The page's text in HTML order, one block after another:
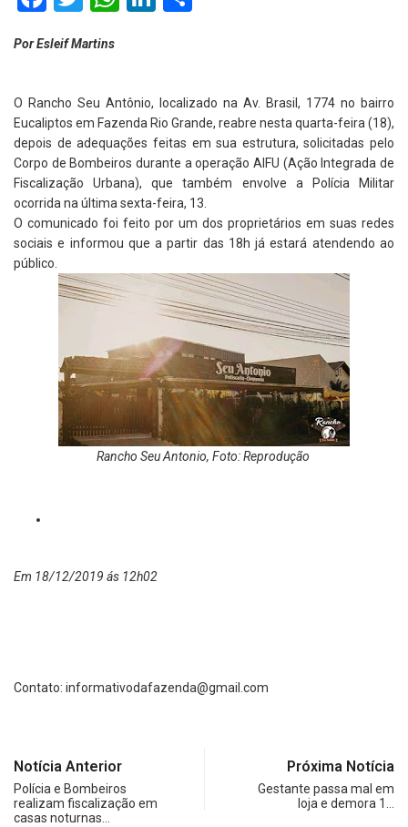
Por Esleif Martins
O Rancho Seu Antônio, localizado na Av. Brasil, 1774 no bairro
Eucaliptos em Fazenda Rio Grande, reabre nesta quarta-feira (18),
depois de adequações feitas em sua estrutura, solicitadas pelo
Corpo de Bombeiros durante a operação AIFU (Ação Integrada de
Fiscalização Urbana), que também envolve a Polícia Militar
ocorrida na última sexta-feira, 13.
O comunicado foi feito por um dos proprietários em suas redes
sociais e informou que a partir das 18h já estará atendendo ao
público.
Rancho Seu Antonio, Foto: Reprodução
Em 18/12/2019 ás 12h02
Contato: informativodafazenda@gmail.com
Notícia Anterior
Polícia e Bombeiros
realizam fiscalização em
casas noturnas…
Próxima Notícia
Gestante passa mal em
loja e demora 1…